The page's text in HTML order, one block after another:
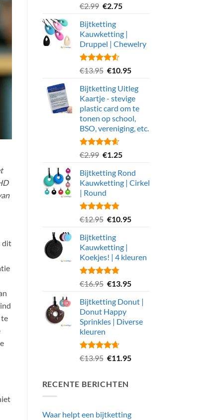
dit
te
Gewaardeerd
€2.99 Oorspronkelijke
was:
€2.99.
€2.75Huidige
€2.75.
Bijtketting
Kauwketting |
Druppel | Chewelry
Gewaardeerd
€13.95 Oorspronkelijke
was:
€13.95.
€10.95Huidige
is:
€10.95.
Bijtketting Uitleg
Kaartje - stevige
plastic card om te
tonen op school,
BSO, vereniging, etc.
Gewaardeerd
€2.99 Oorspronkelijke
was:
€2.99.
€1.25Huidige
is:
€1.25.
Bijtketting Rond
Kauwketting | Cirkel
| Round
Gewaardeerd
€12.95 Oorspronkelijke
was:
€12.95.
€10.95Huidige
Bijtketting
Kauwketting |
Koekjes! | 4 kleuren
Gewaardeerd
€16.95 Oorspronkelijke
was:
€16.95.
€13.95Huidige
is:
Bijtketting Donut |
Donut Happy
Sprinkles | Diverse
kleuren
Gewaardeerd
€13.95 Oorspronkelijke
€13.95.
€11.95Huidige
RECENTE BERICHTEN
Waar helpt een bijtketting